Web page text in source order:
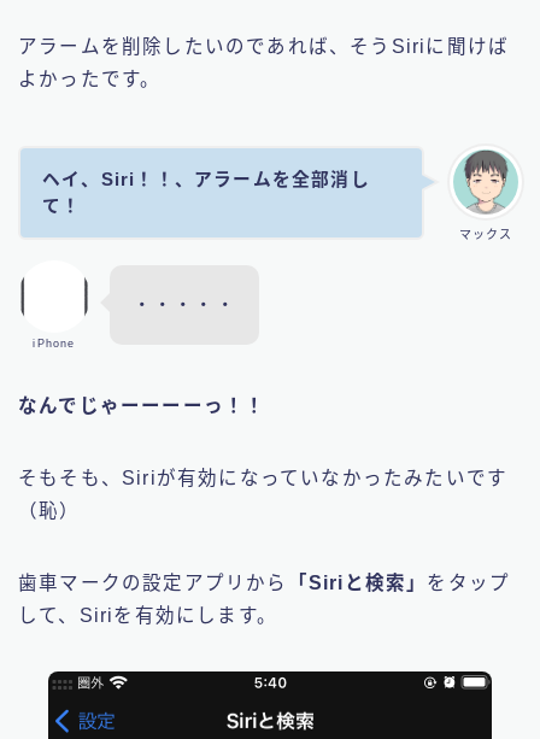
アラームを削除したいのであれば、そうSiriに聞けば
よかったです。
マックス
ヘイ、Siri！！、アラームを全部消し
て！
iPhone
・・・・・
なんでじゃーーーーっ！！
そもそも、Siriが有効になっていなかったみたいです
（恥）
歯車マークの設定アプリから 「Siriと検索」 をタップ
して、Siriを有効にします。